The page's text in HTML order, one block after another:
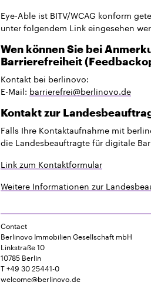
Eye-Able ist BITV/WCAG konform
unter folgendem Link eingesehen
Wen können Sie bei
Barrierefreiheit
Kontakt bei berlinovo:
E-Mail: barrierefrei@berlinovo.de
Kontakt zur
Falls Ihre Kontaktaufnahme mit
die Landesbeauftragte für digitale
Link zum Kontaktformular
Weitere Informationen zur
Contact
Berlinovo Immobilien Gesellschaft mbH
Linkstraße 10
10785 Berlin
T +49 30 25441-0
welcome@berlinovo.de